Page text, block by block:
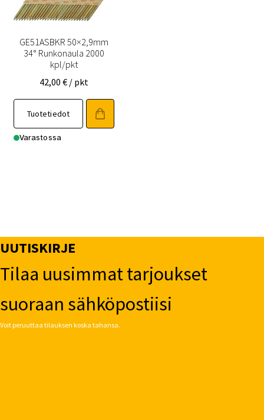
GE51ASBKR 50×2,9mm
34° Runkonaula 2000
kpl/pkt
42,00 € / pkt
Tuotetiedot
Varastossa
UUTISKIRJE
Tilaa uusimmat tarjoukset
suoraan sähköpostiisi
Voit peruuttaa tilauksen koska tahansa.